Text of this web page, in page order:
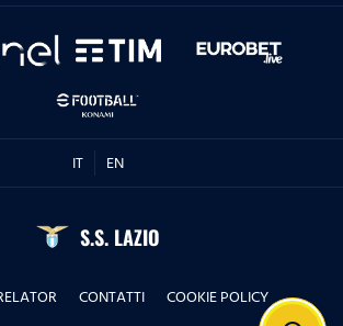
IT EN
S.S. LAZIO
CONTATTI
COOKIE POLICY